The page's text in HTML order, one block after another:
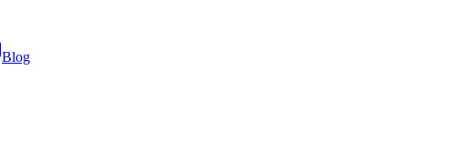
Blog